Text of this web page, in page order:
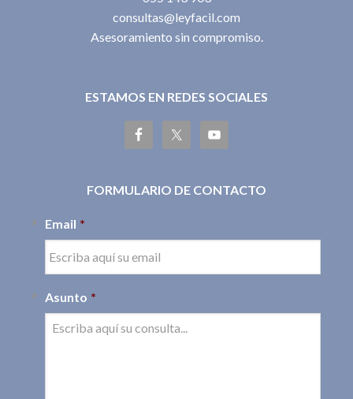
consultas@leyfacil.com
Asesoramiento sin compromiso.
ESTAMOS EN REDES SOCIALES
FORMULARIO DE CONTACTO
Email *
Asunto *